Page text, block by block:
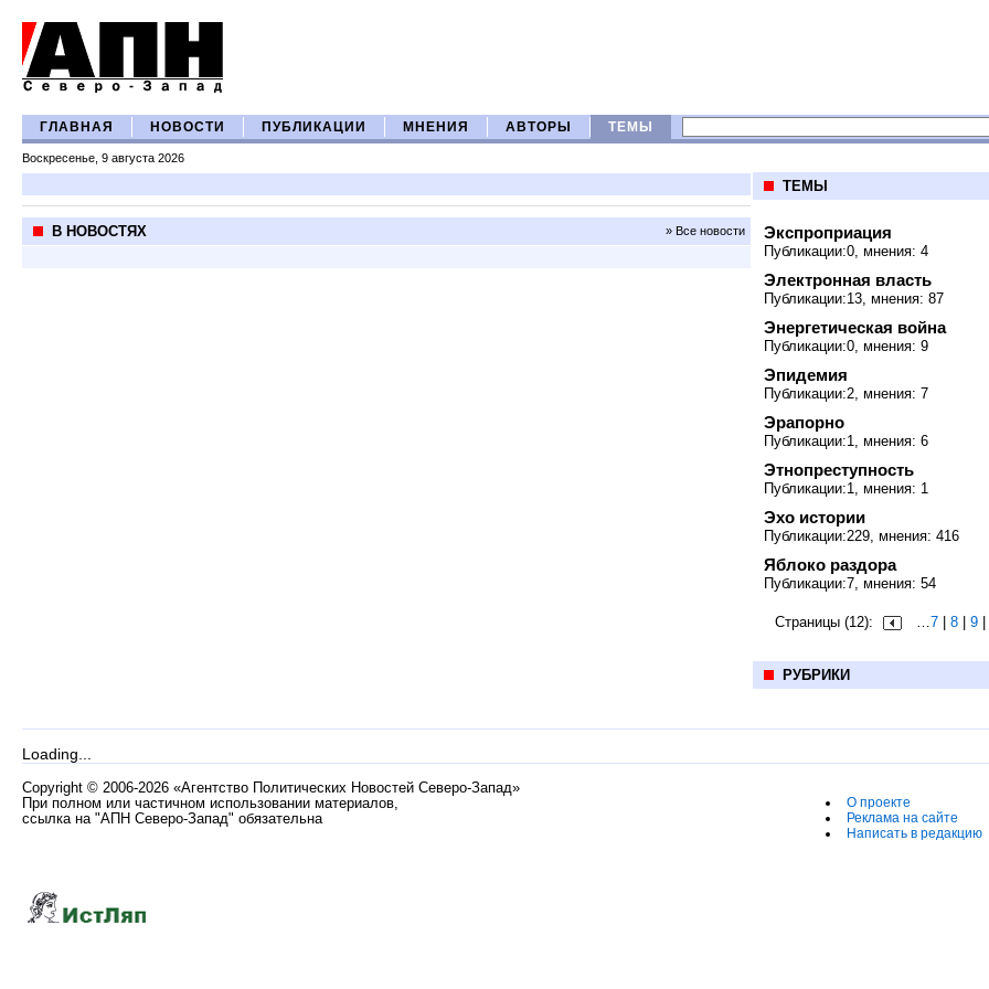
ГЛАВНАЯ НОВОСТИ ПУБЛИКАЦИИ МНЕНИЯ АВТОРЫ ТЕМЫ
Воскресенье, 9 августа 2026
В НОВОСТЯХ » Все новости
ТЕМЫ
Экспроприация
Публикации:0, мнения: 4
Электронная власть
Публикации:13, мнения: 87
Энергетическая война
Публикации:0, мнения: 9
Эпидемия
Публикации:2, мнения: 7
Эрапорно
Публикации:1, мнения: 6
Этнопреступность
Публикации:1, мнения: 1
Эхо истории
Публикации:229, мнения: 416
Яблоко раздора
Публикации:7, мнения: 54
Страницы (12): …7 8 9
РУБРИКИ
Loading...
Copyright © 2006-2026 «Агентство Политических Новостей Северо-Запад»
При полном или частичном использовании материалов,
ссылка на "АПН Северо-Запад" обязательна
О проекте
Реклама на сайте
Написать в редакцию